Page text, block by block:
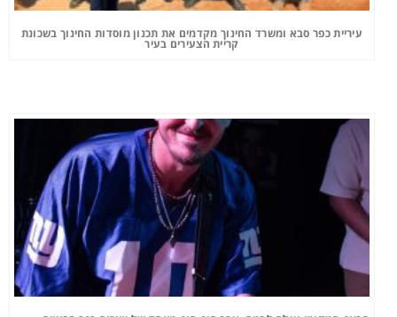
עיריית כפר סבא ומשרד החינוך מקדמים את תכנון מוסדות החינוך בשכונת
קריית הצעירים בעיר